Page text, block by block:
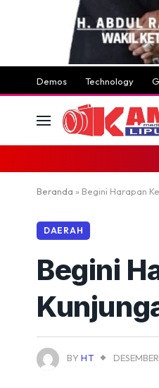
Demos Technology
Beranda » Begini Harapan
DAERAH
Begini
BY HT